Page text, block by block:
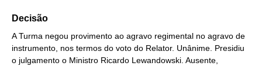
Decisão
A Turma negou provimento ao agravo regimental no agravo de
instrumento, nos termos do voto do Relator. Unânime. Presidiu
o julgamento o Ministro Ricardo Lewandowski. Ausente,